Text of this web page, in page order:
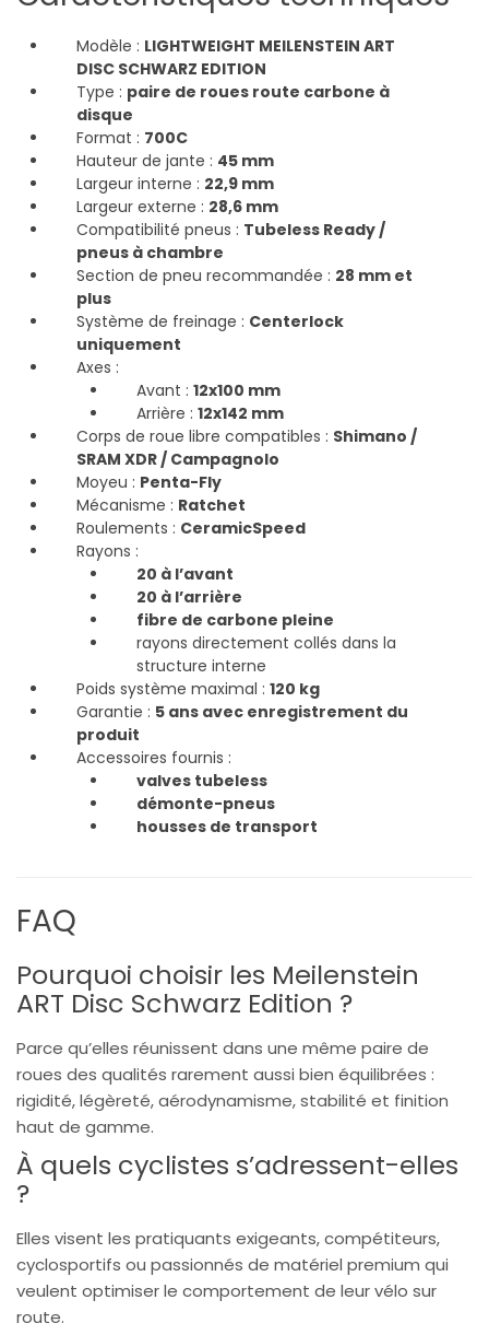
Modèle : LIGHTWEIGHT MEILENSTEIN ART
DISC SCHWARZ EDITION
Type : paire de roues route carbone à
disque
Format : 700C
Hauteur de jante : 45 mm
Largeur interne : 22,9 mm
Largeur externe : 28,6 mm
Compatibilité pneus : Tubeless Ready /
pneus à chambre
Section de pneu recommandée : 28 mm et
plus
Système de freinage : Centerlock
uniquement
Axes :
Avant : 12x100 mm
Arrière : 12x142 mm
Corps de roue libre compatibles : Shimano /
SRAM XDR / Campagnolo
Moyeu : Penta-Fly
Mécanisme : Ratchet
Roulements : CeramicSpeed
Rayons :
20 à l’avant
20 à l’arrière
fibre de carbone pleine
rayons directement collés dans la
structure interne
Poids système maximal : 120 kg
Garantie : 5 ans avec enregistrement du
produit
Accessoires fournis :
valves tubeless
démonte-pneus
housses de transport
FAQ
Pourquoi choisir les Meilenstein
ART Disc Schwarz Edition ?
Parce qu’elles réunissent dans une même paire de
roues des qualités rarement aussi bien équilibrées :
rigidité, légèreté, aérodynamisme, stabilité et finition
haut de gamme.
À quels cyclistes s’adressent-elles
?
Elles visent les pratiquants exigeants, compétiteurs,
cyclosportifs ou passionnés de matériel premium qui
veulent optimiser le comportement de leur vélo sur
route.